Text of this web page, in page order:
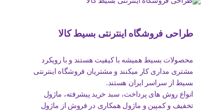
طراحی فروشگاه اینترنتی بسیط کالا
محصولات بسیط همیشه با کیفیت هستند و با رویکرد
مشتری مداری کار میکنند و مشتریان فروشگاه اینترنتی
بسیط از سراسر ایران هستند.
انواع روش های پرداخت، سبد خرید پیشرفته، ماژول
تخفیف و کمپین و ماژول همکاری در فروش از ماژول